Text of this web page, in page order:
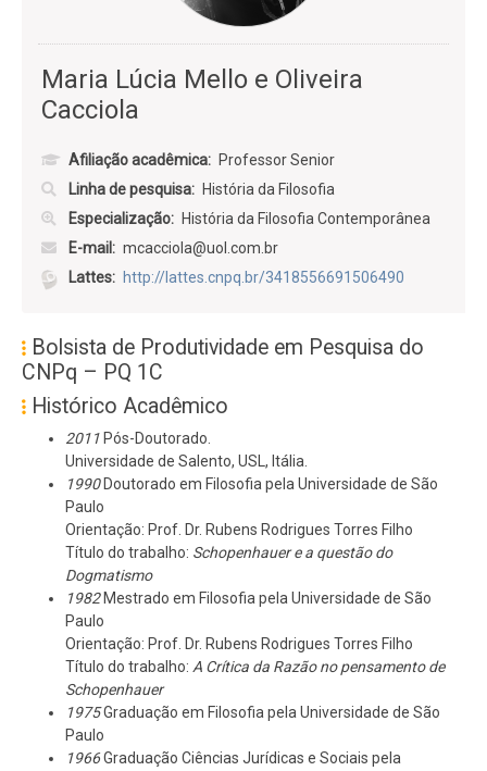
Maria Lúcia Mello e Oliveira
Cacciola
Afiliação acadêmica
Professor Senior
Linha de pesquisa
História da Filosofia
Especialização
História da Filosofia Contemporânea
E-mail
mcacciola@uol.com.br
Lattes
http://lattes.cnpq.br/3418556691506490
Bolsista de Produtividade em Pesquisa do
CNPq – PQ 1C
Histórico Acadêmico
2011 Pós-Doutorado.
Universidade de Salento, USL, Itália.
1990Doutorado em Filosofia pela Universidade de São
Paulo
Orientação: Prof. Dr. Rubens Rodrigues Torres Filho
Título do trabalho: Schopenhauer e a questão do
Dogmatismo
1982Mestrado em Filosofia pela Universidade de São
Paulo
Orientação: Prof. Dr. Rubens Rodrigues Torres Filho
Título do trabalho: A Crítica da Razão no pensamento de
Schopenhauer
1975Graduação em Filosofia pela Universidade de São
Paulo
1966Graduação Ciências Jurídicas e Sociais pela